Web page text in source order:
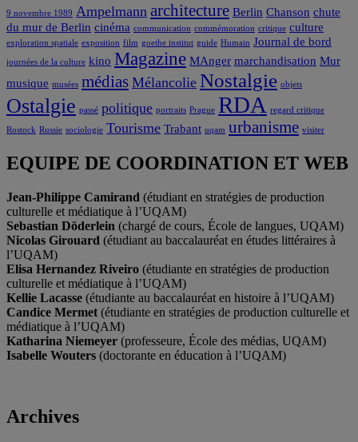
9 novembre 1989 Ampelmann architecture Berlin Chanson chute
du mur de Berlin cinéma communication commémoration critique culture
exploration spatiale exposition film goethe institut guide Humain Journal de bord
journées de la culture kino Magazine MAnger marchandisation Mur
musique musées médias Mélancolie Nostalgie objets
Ostalgie passé politique portraits Prague RDA regard critique
Rostock Russie sociologie Tourisme Trabant uqam urbanisme visiter
EQUIPE DE COORDINATION ET WEB
Jean-Philippe Camirand (étudiant en stratégies de production
culturelle et médiatique à l’UQAM)
Sebastian Döderlein (chargé de cours, École de langues, UQAM)
Nicolas Girouard (étudiant au baccalauréat en études littéraires à
l’UQAM)
Elisa Hernandez Riveiro (étudiante en stratégies de production
culturelle et médiatique à l’UQAM)
Kellie Lacasse (étudiante au baccalauréat en histoire à l’UQAM)
Candice Mermet (étudiante en stratégies de production culturelle et
médiatique à l’UQAM)
Katharina Niemeyer (professeure, École des médias, UQAM)
Isabelle Wouters (doctorante en éducation à l’UQAM)
Archives